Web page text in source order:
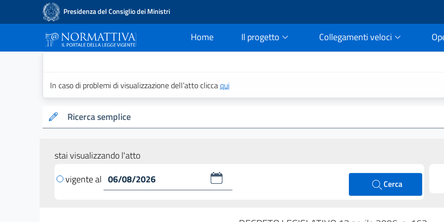
Presidenza del Consiglio dei Ministri
Home
current Il progetto Collegamenti veloci
In caso di problemi di visualizzazione dell’atto cliccaqui
Ricerca semplice
stai visualizzando l'atto
vigente al
Cerca